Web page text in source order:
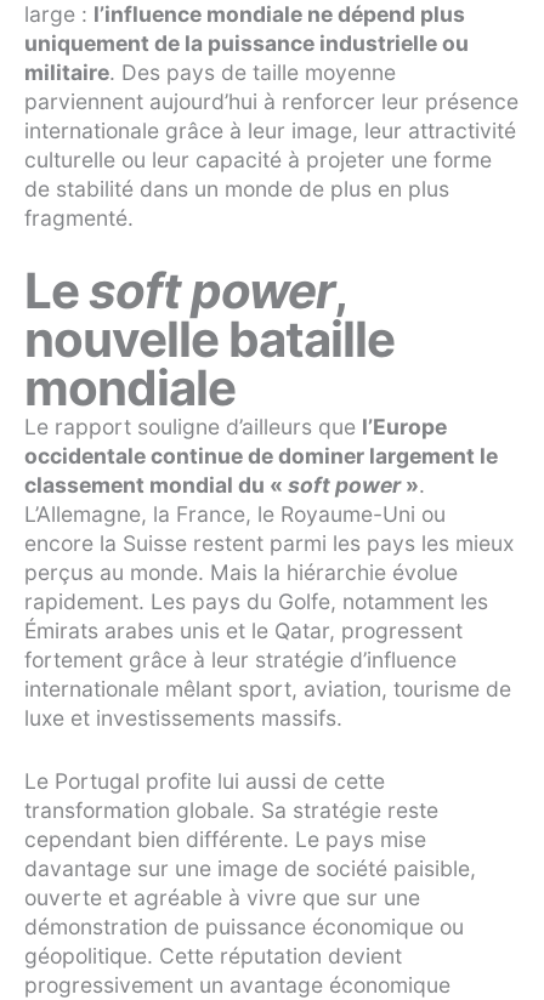
large : l’influence mondiale ne dépend plus
uniquement de la puissance industrielle ou
militaire. Des pays de taille moyenne
parviennent aujourd’hui à renforcer leur présence
internationale grâce à leur image, leur attractivité
culturelle ou leur capacité à projeter une forme
de stabilité dans un monde de plus en plus
fragmenté.
Lesoft power,
nouvelle bataille
mondiale
Le rapport souligne d’ailleurs que l’Europe
occidentale continue de dominer largement le
classement mondial du « soft power».
L’Allemagne, la France, le Royaume-Uni ou
encore la Suisse restent parmi les pays les mieux
perçus au monde. Mais la hiérarchie évolue
rapidement. Les pays du Golfe, notamment les
Émirats arabes unis et le Qatar, progressent
fortement grâce à leur stratégie d’influence
internationale mêlant sport, aviation, tourisme de
luxe et investissements massifs.
Le Portugal profite lui aussi de cette
transformation globale. Sa stratégie reste
cependant bien différente. Le pays mise
davantage sur une image de société paisible,
ouverte et agréable à vivre que sur une
démonstration de puissance économique ou
géopolitique. Cette réputation devient
progressivement un avantage économique